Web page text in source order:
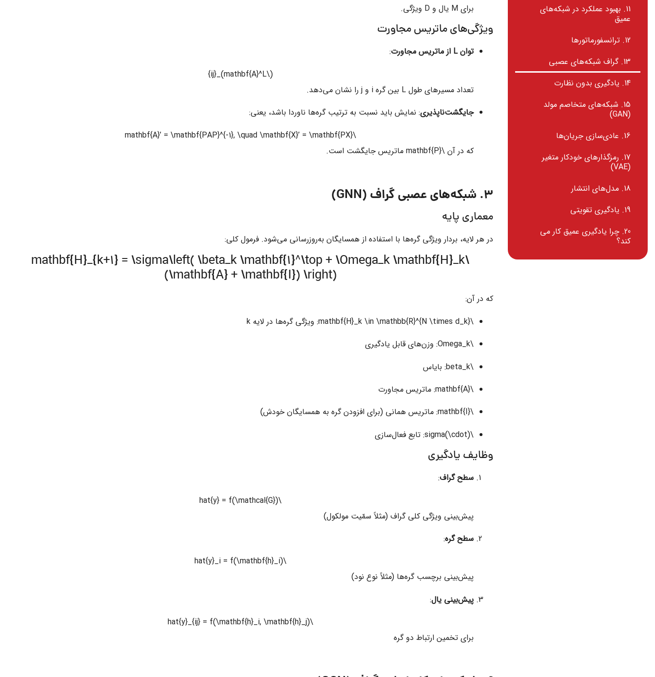
11. بهبود عملکرد در شبکه‌های
عمیق
12. ترانسفورماتورها
13. گراف شبکه‌های عصبی
14. یادگیری بدون نظارت
15. شبکه‌های متخاصم مولد
(GAN)
16. عادی‌سازی جریان‌ها
17. رمزگذارهای خودکار متغیر
(VAE)
18. مدل‌های انتشار
19. یادگیری تقویتی
20. چرا یادگیری عمیق کار می
کند؟
برای M یال و D ویژگی.
ویژگی‌های ماتریس مجاورت
توانL از ماتریس مجاورت:
(\mathbf{A}^L)_{ij}
تعداد مسیرهای طول L بین گره i و jرا نشان می‌دهد.
جایگشت‌ناپذیری: نمایش باید نسبت به ترتیب گره‌ها ناوردا باشد، یعنی:
\mathbf{A}’ = \mathbf{PAP}^{-1}, \quad \mathbf{X}’ = \mathbf{PX}
که در آن \mathbf{P} ماتریس جایگشت است.
3. شبکه‌های عصبی گراف (GNN)
معماری پایه
در هر لایه، بردار ویژگی گره‌ها با استفاده از همسایگان به‌روزرسانی می‌شود. فرمول کلی:
\mathbf{H}_{k+1} = \sigma\left( \beta_k \mathbf{1}^\top + \Omega_k \mathbf{H}_k
(\mathbf{A} + \mathbf{I}) \right)
که در آن:
\mathbf{H}_k \in \mathbb{R}^{N \times d_k}
: ویژگی گره‌ها در لایه k
\Omega_k
: وزن‌های قابل یادگیری
\beta_k
: بایاس
\mathbf{A}
: ماتریس مجاورت
\mathbf{I}
: ماتریس همانی (برای افزودن گره به همسایگان خودش)
\sigma(\cdot)
: تابع فعال‌سازی
وظایف یادگیری
سطح گراف:
\hat{y} = f(\mathcal{G})
پیش‌بینی ویژگی کلی گراف (مثلاً سمّیت مولکول)
سطح گره:
\hat{y}_i = f(\mathbf{h}_i)
پیش‌بینی برچسب گره‌ها (مثلاً نوع نود)
پیش‌بینی یال:
\hat{y}_{ij} = f(\mathbf{h}_i, \mathbf{h}_j)
برای تخمین ارتباط دو گره